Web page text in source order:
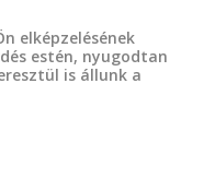
elképzelésének
estén, nyugodtan
is állunk a